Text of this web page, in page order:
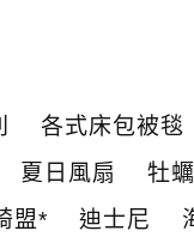
各式床包被毯
夏日風扇 牡
盟* 迪士尼